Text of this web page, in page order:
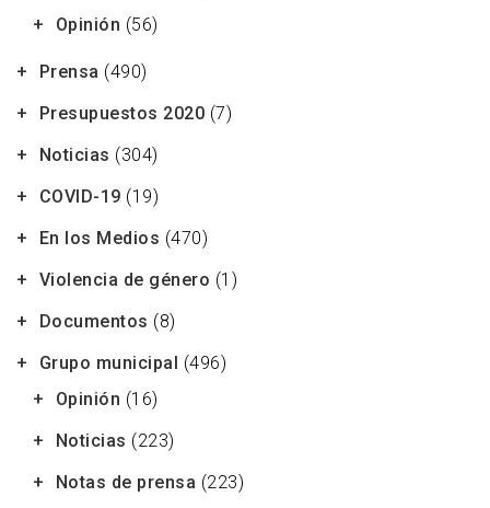
Opinión (56)
Prensa (490)
Presupuestos 2020 (7)
Noticias (304)
COVID-19 (19)
En los Medios (470)
Violencia de género (1)
Documentos (8)
Grupo municipal
(496)
Opinión (16)
Noticias (223)
Notas de prensa (223)